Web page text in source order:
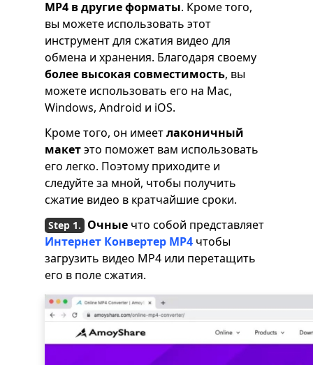
MP4 в другие форматы. Кроме того,
вы можете использовать этот
инструмент для сжатия видео для
обмена и хранения. Благодаря своему
более высокая совместимость, вы
можете использовать его на Mac,
Windows, Android и iOS.
Кроме того, он имеетлаконичный
макетэто поможет вам использовать
его легко. Поэтому приходите и
следуйте за мной, чтобы получить
сжатие видео в кратчайшие сроки.
Очные что собой представляет
Интернет Конвертер MP4 чтобы
загрузить видео MP4 или перетащить
его в поле сжатия.